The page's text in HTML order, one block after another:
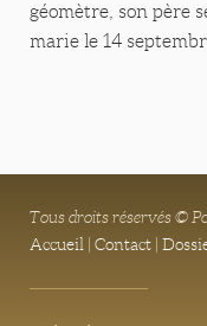
géomètre, son père
marie le 14
Tous droits réservés ©
Accueil
Contact